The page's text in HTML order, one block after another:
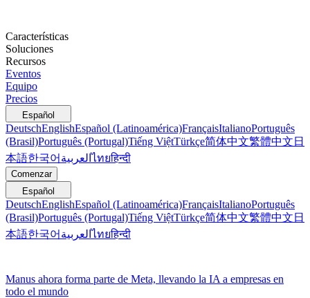
Características
Soluciones
Recursos
Eventos
Equipo
Precios
Español
DeutschEnglishEspañol (Latinoamérica)FrançaisItalianoPortuguês
(Brasil)Português (Portugal)Tiếng ViệtTürkçe简体中文繁體中文 日
本語한국어 العربيةไทยहिन्दी
Comenzar
Español
DeutschEnglishEspañol (Latinoamérica)FrançaisItalianoPortuguês
(Brasil)Português (Portugal)Tiếng ViệtTürkçe简体中文繁體中文 日
本語한국어 العربيةไทยहिन्दी
Manus ahora forma parte de Meta, llevando la IA a empresas en
todo el mundo